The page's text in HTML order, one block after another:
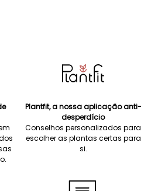
Plantfit, a nossa aplicação anti-
desperdício
Conselhos personalizados para
escolher as plantas certas para
si.